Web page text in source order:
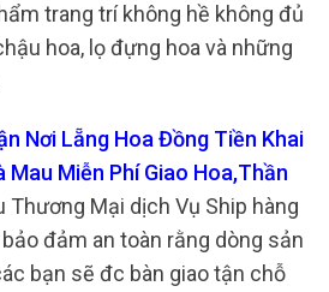
trang trí không hề không đủ
hoa, lọ đựng hoa và những
Nơi Lẵng Hoa Đồng Tiền Khai
Mau Miễn Phí Giao Hoa,Thần
Thương Mại dịch Vụ Ship hàng
đảm an toàn rằng dòng sản
bạn sẽ đc bàn giao tận chỗ